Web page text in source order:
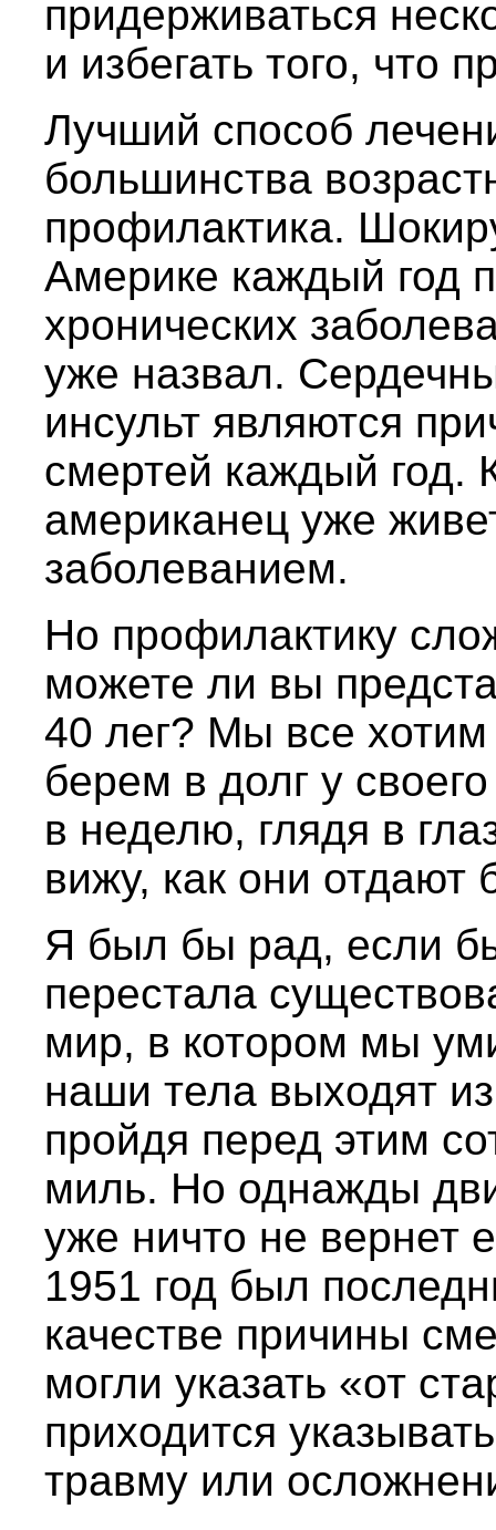
придерживаться
и избегать того, что
Лучший способ
большинства
профилактика.
Америке каждый год
хронических
уже назвал.
инсульт являются
смертей каждый год.
американец уже
заболеванием.
Но профилактику
можете ли вы
40 лег? Мы все
берем в долг у
в неделю, глядя в
вижу, как они отдают
Я был бы рад, если
перестала
мир, в котором мы
наши тела выходят
пройдя перед этим
миль. Но однажды
уже ничто не вернет
1951 год был
качестве причины
могли указать «от
приходится
травму или